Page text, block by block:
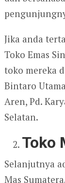
Jika anda
Toko Emas
toko mereka
Bintaro
Aren, Pd.
Selatan.
Toko
Selanjutnya
Mas